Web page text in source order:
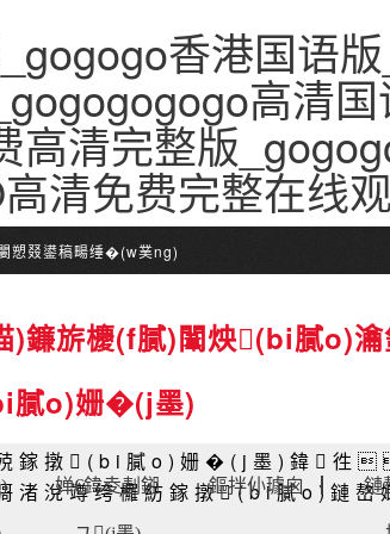
香港国语
高清
清完整版
清免费完整在线
愬叕鍙稿畼缍�(w菐ng)
)鐮旂櫦(f膩)闈炴(bi膩o)
膩o)姗�(j墨)
殑鎵撴(bi膩o)姗�(j墨)鍏徃
渚涗竴绔欏紡鎵撴(bi膩o)鏈嶅
婵€鍏夌剨鎺 鏂拌仦璩囪▕ 鏈